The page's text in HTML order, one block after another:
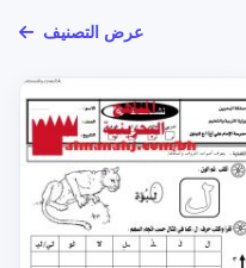
عرض التصنيف